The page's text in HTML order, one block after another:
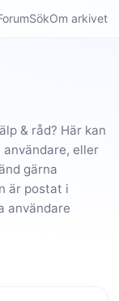
SökOm arkivet
& råd? Här kan
användare, eller
gärna
är postat i
användare